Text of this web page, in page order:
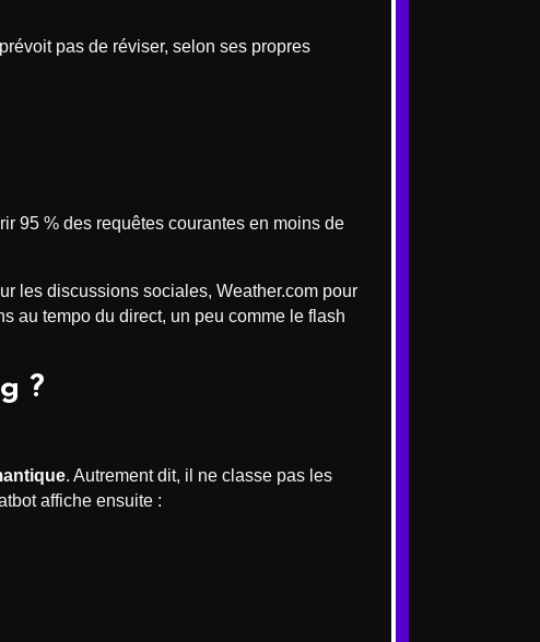
pas de réviser, selon ses propres
95 % des requêtes courantes en moins de
les discussions sociales, Weather.com pour
au tempo du direct, un peu comme le flash
?
. Autrement dit, il ne classe pas les
affiche ensuite :